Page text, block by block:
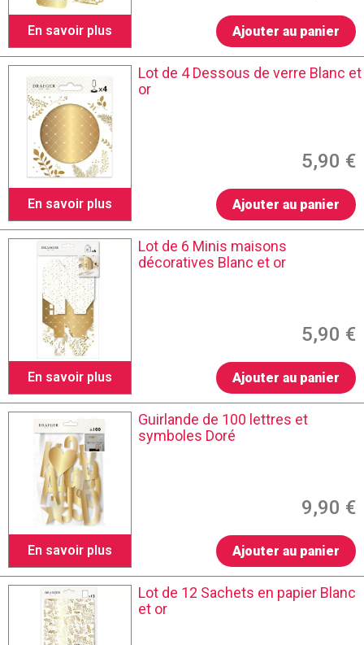
En savoir plus Ajouter au panier
En savoir plus
Lot de 4 Dessous de verre Blanc et
or
5,90 €
Ajouter au panier
En savoir plus
Lot de 6 Minis maisons
décoratives Blanc et or
5,90 €
Ajouter au panier
En savoir plus
Guirlande de 100 lettres et
symboles Doré
9,90 €
Ajouter au panier
Lot de 12 Sachets en papier Blanc
et or